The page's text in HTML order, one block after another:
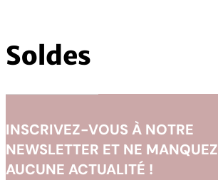
Soldes
INSCRIVEZ-VOUS À NOTRE
NEWSLETTER ET NE MANQUEZ
AUCUNE ACTUALITÉ !